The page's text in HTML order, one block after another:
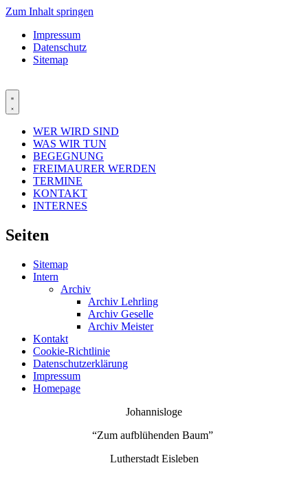
Zum Inhalt springen
Impressum
Datenschutz
Sitemap
WER WIRD SIND
WAS WIR TUN
BEGEGNUNG
FREIMAURER WERDEN
TERMINE
KONTAKT
INTERNES
Seiten
Sitemap
Intern
Archiv
Archiv Lehrling
Archiv Geselle
Archiv Meister
Kontakt
Cookie-Richtlinie
Datenschutzerklärung
Impressum
Homepage
Johannisloge
“Zum aufblühenden Baum”
Lutherstadt Eisleben